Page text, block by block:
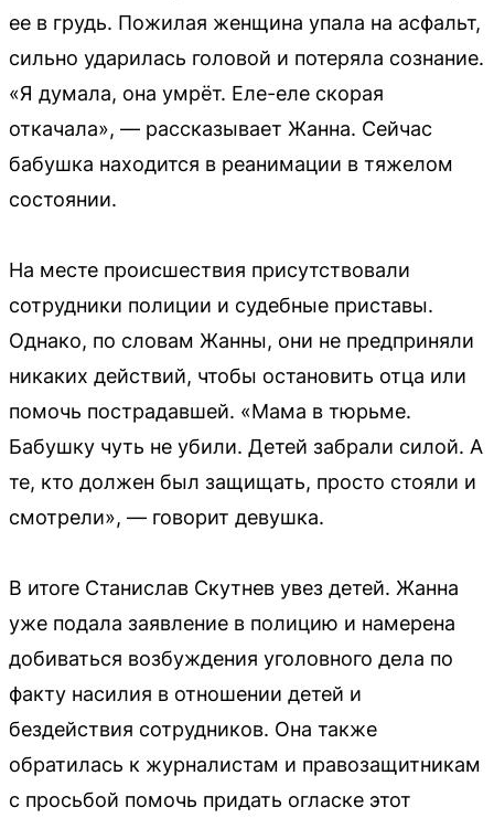
ее в грудь. Пожилая женщина упала на асфальт,
сильно ударилась головой и потеряла сознание.
«Я думала, она умрёт. Еле-еле скорая
откачала», — рассказывает Жанна. Сейчас
бабушка находится в реанимации в тяжелом
состоянии.
На месте происшествия присутствовали
сотрудники полиции и судебные приставы.
Однако, по словам Жанны, они не предприняли
никаких действий, чтобы остановить отца или
помочь пострадавшей. «Мама в тюрьме.
Бабушку чуть не убили. Детей забрали силой. А
те, кто должен был защищать, просто стояли и
смотрели», — говорит девушка.
В итоге Станислав Скутнев увез детей. Жанна
уже подала заявление в полицию и намерена
добиваться возбуждения уголовного дела по
факту насилия в отношении детей и
бездействия сотрудников. Она также
обратилась к журналистам и правозащитникам
с просьбой помочь придать огласке этот